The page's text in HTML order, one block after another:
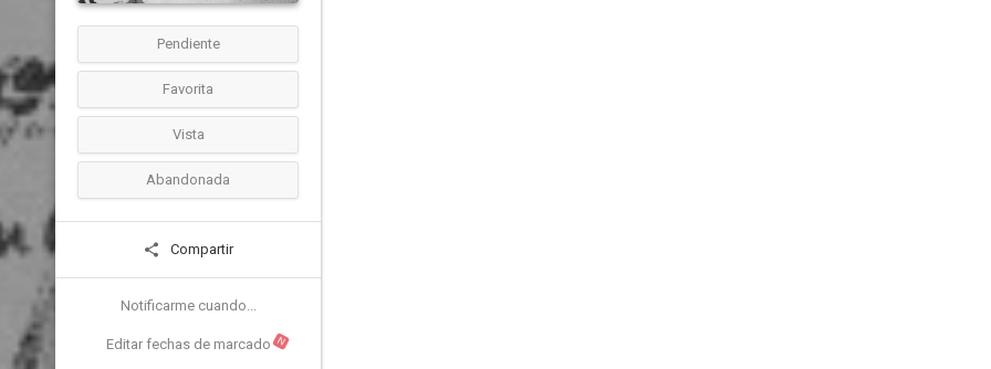
Pendiente
Favorita
Vista
Abandonada
Compartir
Notificarme cuando...
Editar fechas de marcado N